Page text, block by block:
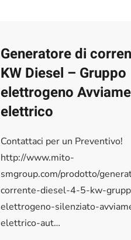
Generatore di
KW Diesel – Gruppo
elettrogeno
elettrico
Contattaci per un Preventivo!
http://www.mito-
smgroup.com/prodotto/
corrente-diesel-4-5-kw-
elettrogeno-silenziato-
elettrico-aut…